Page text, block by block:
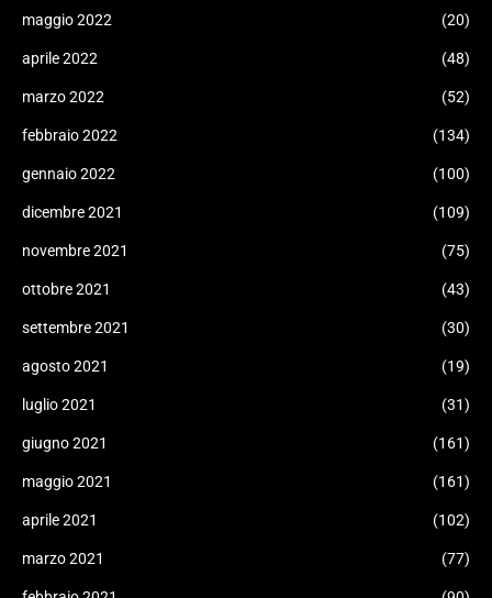
maggio 2022 (20)
aprile 2022 (48)
marzo 2022 (52)
febbraio 2022 (134)
gennaio 2022 (100)
dicembre 2021 (109)
novembre 2021 (75)
ottobre 2021 (43)
settembre 2021 (30)
agosto 2021 (19)
luglio 2021 (31)
giugno 2021 (161)
maggio 2021 (161)
aprile 2021 (102)
marzo 2021 (77)